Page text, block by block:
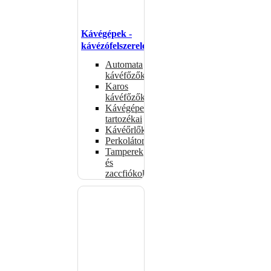
Kávégépek -
kávézófelszerelés
Automata
kávéfőzők
Karos
kávéfőzők
Kávégépek
tartozékai
Kávéőrlők
Perkolátorok
Tamperek
és
zaccfiókok